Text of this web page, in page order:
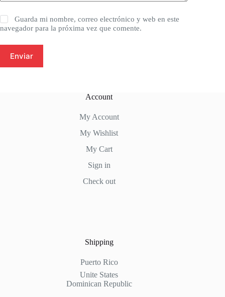
Guarda mi nombre, correo electrónico y web en este
navegador para la próxima vez que comente.
Enviar
Account
My Account
My Wishlist
My Cart
Sign in
Check out
Shipping
Puerto Rico
Unite States
Dominican Republic